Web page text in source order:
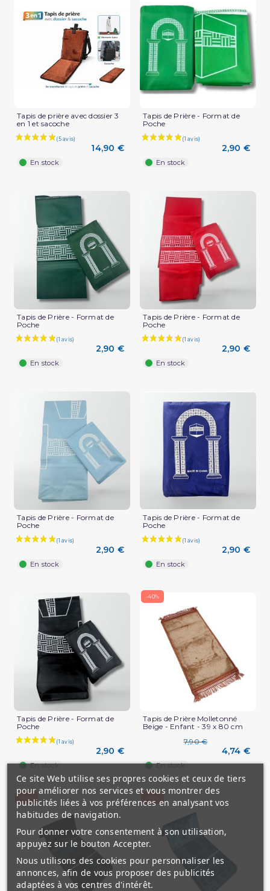
(1 avis)
Tapis de prière avec dossier 3
en 1 et sacoche
14,90 €
En stock
Tapis de Prière - Format de
Poche
2,90 €
En stock
Tapis de Prière - Format de
Poche
2,90 €
En stock
Tapis de Prière - Format de
Poche
2,90 €
En stock
Tapis de Prière - Format de
Poche
2,90 €
En stock
Tapis de Prière - Format de
Poche
2,90 €
En stock
Tapis de Prière - Format de
Poche
2,90 €
En stock
-40%
Tapis de Prière Molletonné
Beige - Enfant - 39 x 80 cm
7,90 €
4,74 €
En stock
Ce site Web utilise ses propres cookies et ceux de tiers
pour améliorer nos services et vous montrer des
publicités liées à vos préférences en analysant vos
habitudes de navigation.
Pour donner votre consentement à son utilisation,
appuyez sur le bouton Accepter.
Nous utilisons des cookies pour personnaliser les
annonces, afin de vous proposer des publicités
adaptées à vos centres d'intérêt.